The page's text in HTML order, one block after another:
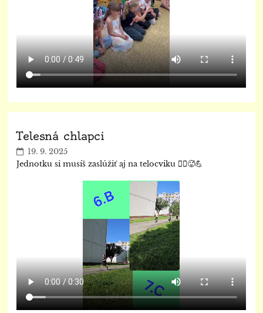
Telesná chlapci
19. 9. 2025
Jednotku si musíš zaslúžiť aj na telocviku 🏃‍♂️🥵💪